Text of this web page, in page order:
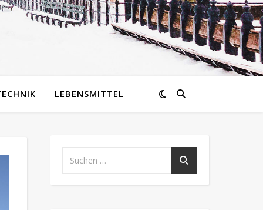
LEBENSMITTEL